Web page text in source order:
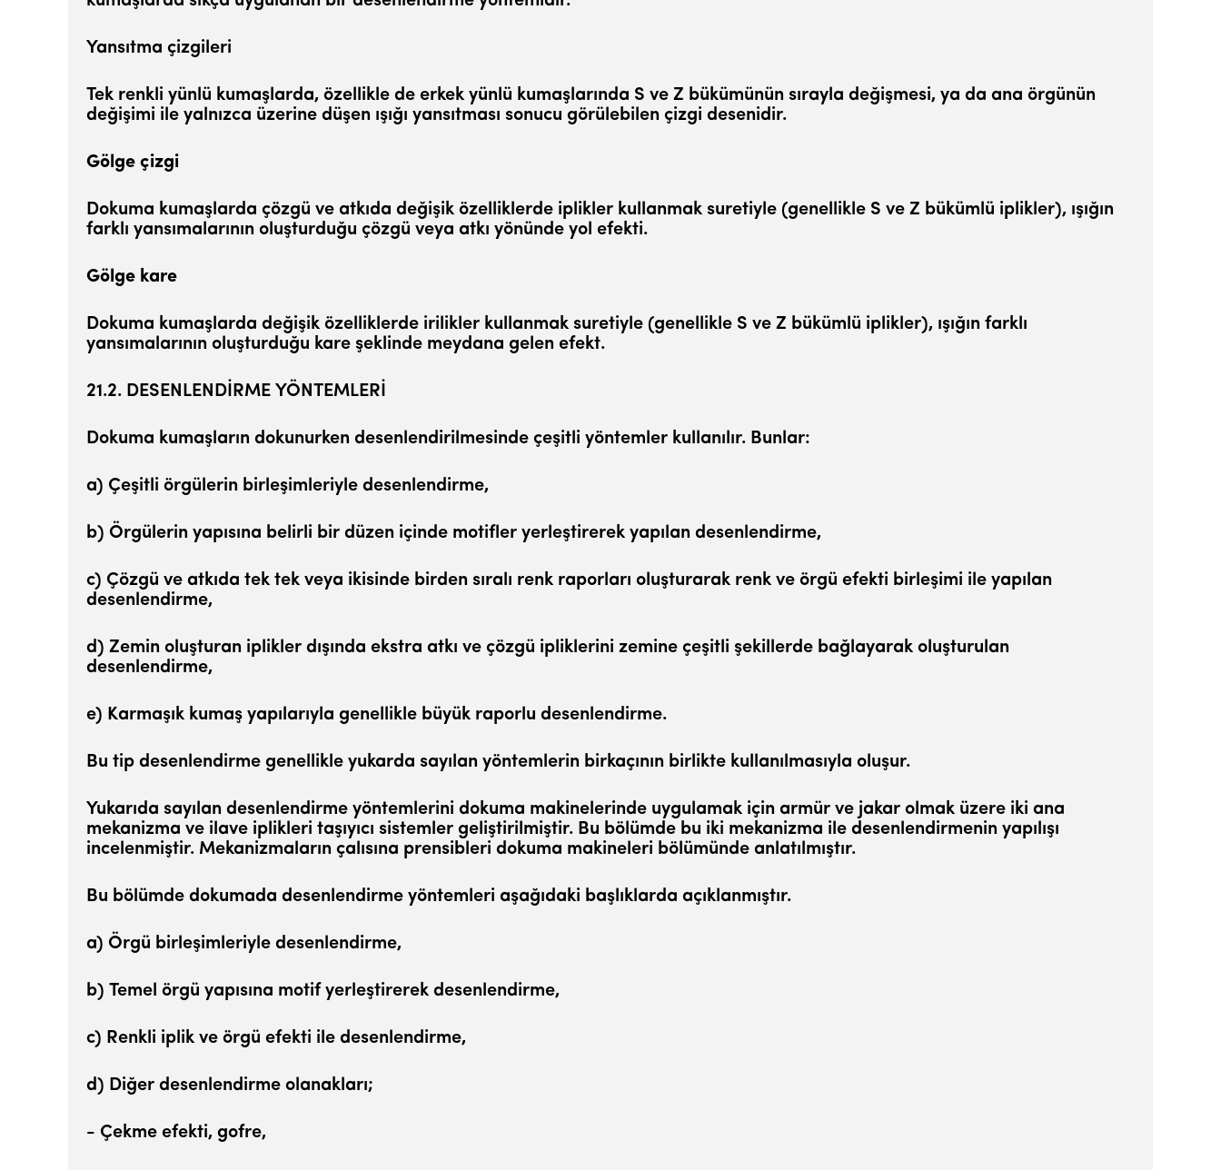
Yansıtma çizgileri
Tek renkli yünlü kumaşlarda, özellikle de er­kek yünlü kumaşlarında S ve Z bükümünün sı­rayla değişmesi, ya da ana örgünün
değişimi ile yalnızca üzerine düşen ışığı yansıtması sonucu görülebilen çizgi desenidir.
Gölge çizgi
Dokuma kumaşlarda çözgü ve atkıda değişik özelliklerde iplikler kullanmak suretiyle (genel­likle S ve Z bükümlü iplikler), ışığın
farklı yan­sımalarının oluşturduğu çözgü veya atkı yönün­de yol efekti.
Gölge kare
Dokuma kumaşlarda değişik özelliklerde irilik­ler kullanmak suretiyle (genellikle S ve Z bükümlü iplikler), ışığın farklı
yansımalarının oluşturduğu kare şeklinde meydana gelen efekt.
21.2. DESENLENDİRME YÖNTEMLERİ
Dokuma kumaşların dokunurken desenlendirilmesinde çeşitli yöntemler kullanılır. Bunlar:
a) Çeşitli örgülerin birleşimleriyle desenlendirme,
b) Örgülerin yapısına belirli bir düzen içinde motifler yerleştirerek yapılan desenlendirme,
c) Çözgü ve atkıda tek tek veya ikisinde birden sıralı renk raporları oluşturarak renk ve örgü efekti birleşimi ile yapılan
desenlendirme,
d) Zemin oluşturan iplikler dışında ekstra atkı ve çözgü ipliklerini zemine çeşitli şekillerde bağlayarak oluşturulan
desenlendirme,
e) Karmaşık kumaş yapılarıyla genellikle büyük raporlu desenlendirme.
Bu tip desenlendirme genellikle yukarda sayı­lan yöntemlerin birkaçının birlikte kullanılma­sıyla oluşur.
Yukarıda sayılan desenlendirme yöntemlerini dokuma makinelerinde uygulamak için armür ve jakar olmak üzere iki ana
mekanizma ve ila­ve iplikleri taşıyıcı sistemler geliştirilmiştir. Bu bölümde bu iki mekanizma ile desenlendirmenin yapılışı
incelenmiştir. Mekanizmaların ça­lısına prensibleri dokuma makineleri bölümün­de anlatılmıştır.
Bu bölümde dokumada desenlendirme yön­temleri aşağıdaki başlıklarda açıklanmıştır.
a) Örgü birleşimleriyle desenlendirme,
b) Temel örgü yapısına motif yerleştirerek de­senlendirme,
c) Renkli iplik ve örgü efekti ile desenlendir­me,
d) Diğer desenlendirme olanakları;
- Çekme efekti, gofre,